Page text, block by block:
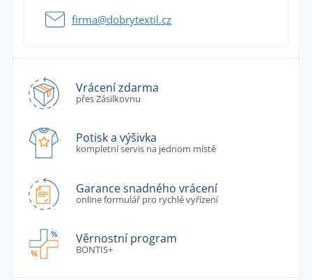
firma@dobrytextil.cz
Vrácení zdarma
přes Zásilkovnu
Potisk a výšivka
kompletní servis na jednom místě
Garance snadného vrácení
online formulář pro rychlé vyřízení
Věrnostní program
BONTIS+